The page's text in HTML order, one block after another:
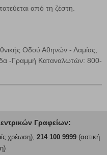
από τη ζέστη.
Οδού Αθηνών - Λαμίας,
-Γραμμή Καταναλωτών: 800-
Γραφείων:
χρέωση), 214 100 9999(αστική